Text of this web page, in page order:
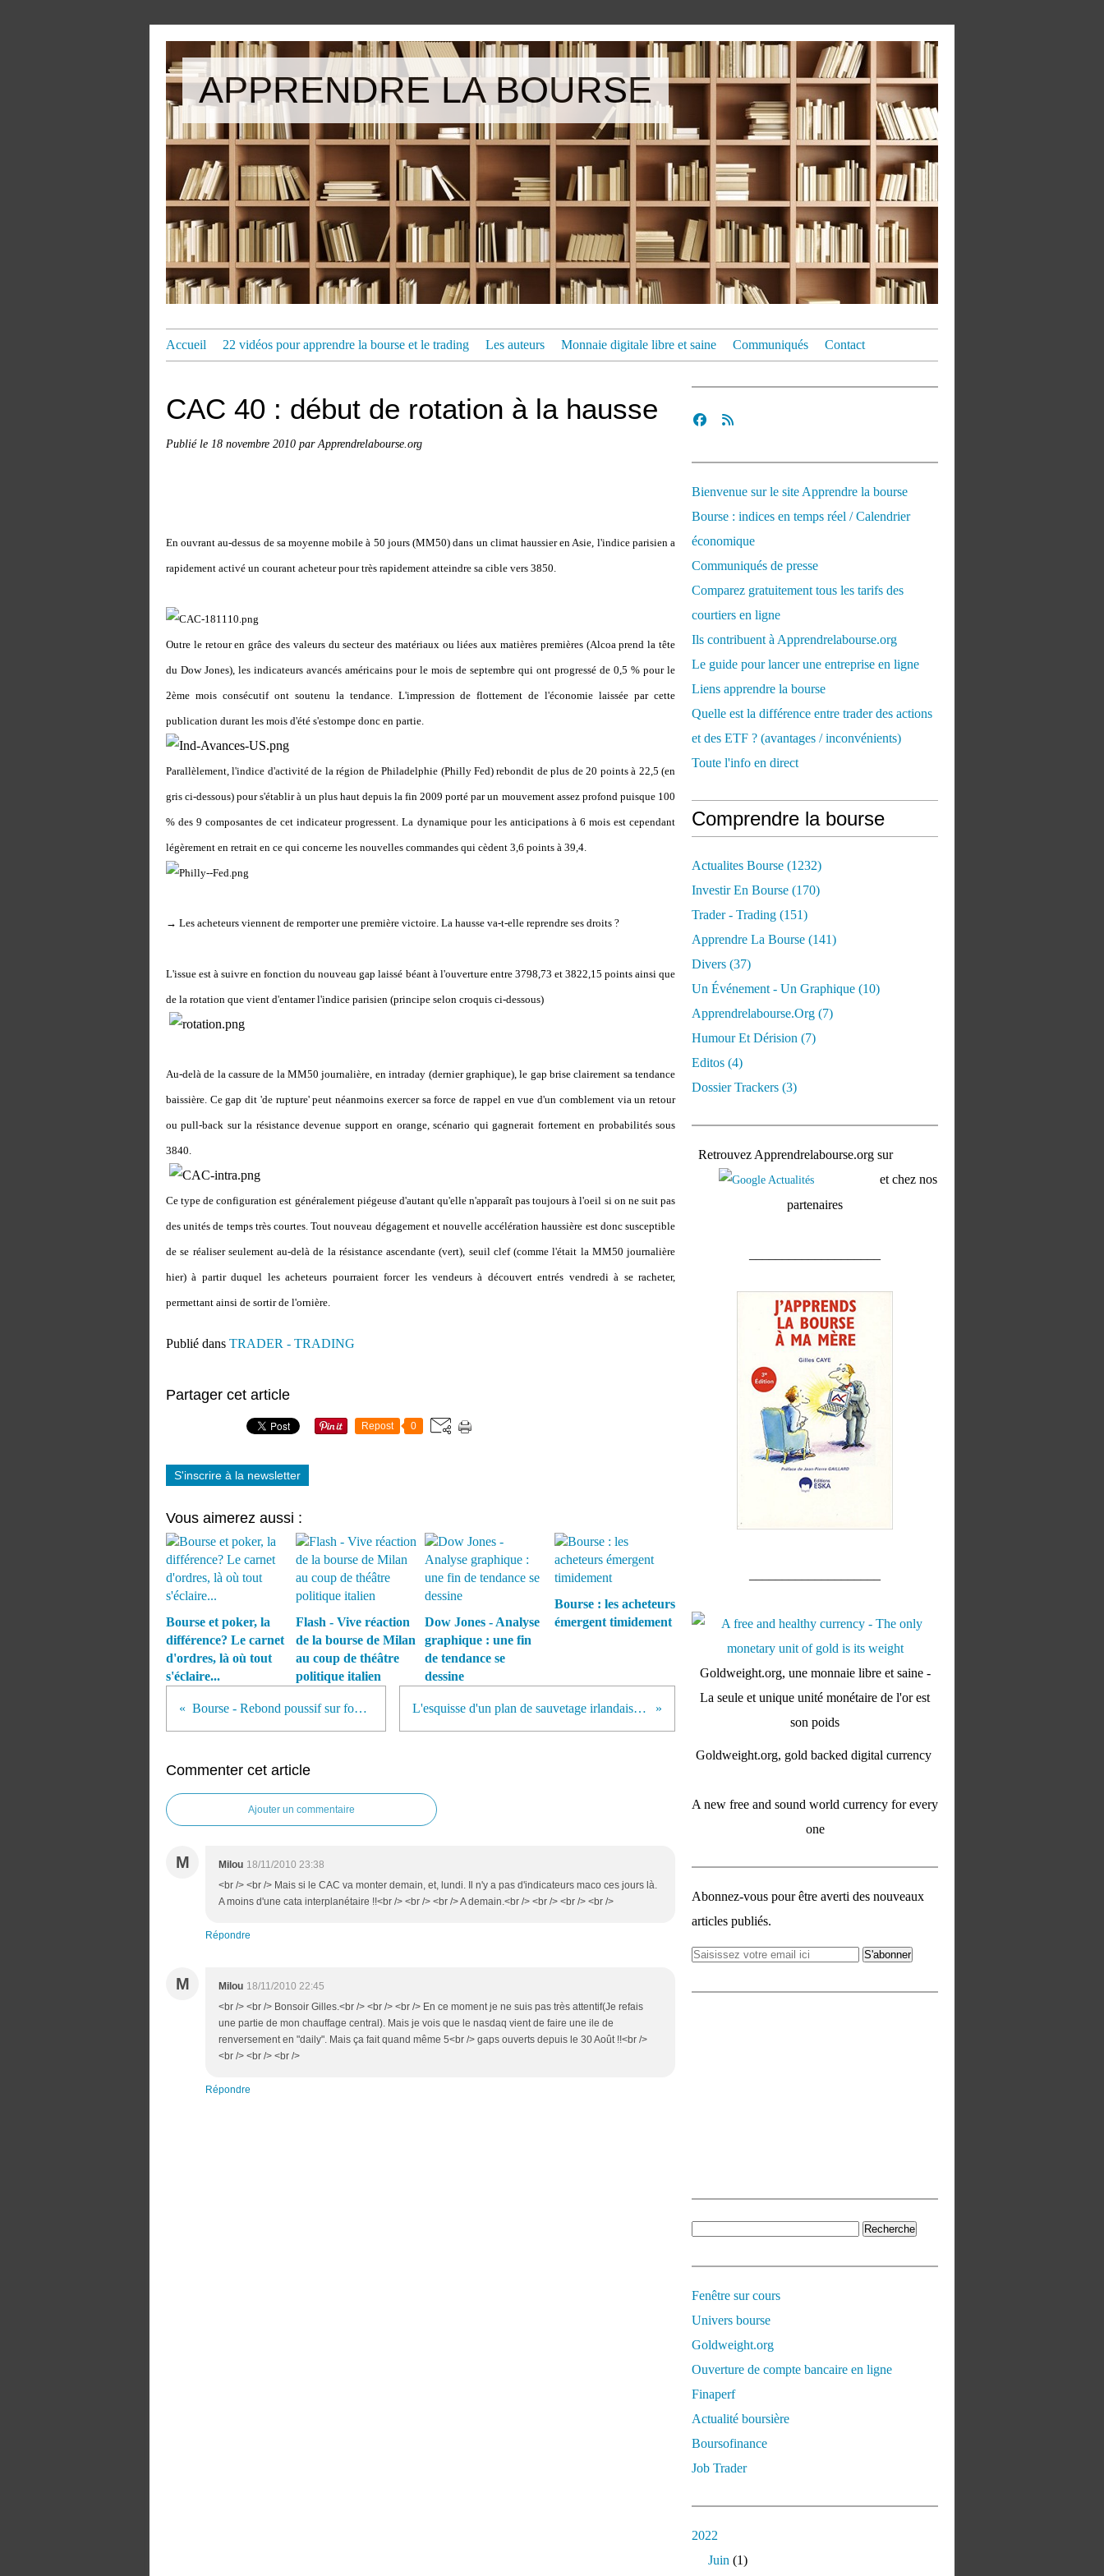
APPRENDRE LA BOURSE
Accueil 22 vidéos pour apprendre la bourse et le trading Les auteurs Monnaie digitale libre et saine Communiqués Contact
CAC 40 : début de rotation à la hausse
Publié le 18 novembre 2010 par Apprendrelabourse.org
En ouvrant au-dessus de sa moyenne mobile à 50 jours (MM50) dans un climat haussier en Asie, l'indice parisien a
rapidement activé un courant acheteur pour très rapidement atteindre sa cible vers 3850.
Outre le retour en grâce des valeurs du secteur des matériaux ou liées aux matières premières (Alcoa prend la tête
du Dow Jones), les indicateurs avancés américains pour le mois de septembre qui ont progressé de 0,5 % pour le
2ème mois consécutif ont soutenu la tendance. L'impression de flottement de l'économie laissée par cette
publication durant les mois d'été s'estompe donc en partie.
Parallèlement, l'indice d'activité de la région de Philadelphie (Philly Fed) rebondit de plus de 20 points à 22,5 (en
gris ci-dessous) pour s'établir à un plus haut depuis la fin 2009 porté par un mouvement assez profond puisque 100
% des 9 composantes de cet indicateur progressent. La dynamique pour les anticipations à 6 mois est cependant
légèrement en retrait en ce qui concerne les nouvelles commandes qui cèdent 3,6 points à 39,4.
→ Les acheteurs viennent de remporter une première victoire. La hausse va-t-elle reprendre ses droits ?
L'issue est à suivre en fonction du nouveau gap laissé béant à l'ouverture entre 3798,73 et 3822,15 points ainsi que
de la rotation que vient d'entamer l'indice parisien (principe selon croquis ci-dessous)
Au-delà de la cassure de la MM50 journalière, en intraday (dernier graphique), le gap brise clairement sa tendance
baissière. Cegap dit 'de rupture' peut néanmoins exercer sa force de rappel en vue d'un comblement via un retour
ou pull-back sur la résistance devenue support en orange, scénario qui gagnerait fortement en probabilités sous
3840.
Ce type de configuration est généralement piégeuse d'autant qu'elle n'apparaît pas toujours à l'oeil si on ne suit pas
des unités de temps très courtes. Tout nouveau dégagement et nouvelle accélération haussière est donc susceptible
de se réaliser seulement au-delà de la résistance ascendante (vert), seuil clef (comme l'était la MM50 journalière
hier) à partir duquel les acheteurs pourraient forcer les vendeurs à découvert entrés vendredi à se racheter,
permettant ainsi de sortir de l'ornière.
Publié dans TRADER - TRADING
Partager cet article
Repost 0
S'inscrire à la newsletter
Vous aimerez aussi :
Bourse et poker, la
différence? Le carnet
d'ordres, là où tout
s'éclaire...
Flash - Vive réaction
de la bourse de Milan
au coup de théâtre
politique italien
Dow Jones - Analyse
graphique : une fin
de tendance se
dessine
Bourse : les acheteurs
émergent timidement
Bourse - Rebond poussif sur fond de désinflation rampante L'esquisse d'un plan de sauvetage irlandais sans effet positif sur les bancaires
Commenter cet article
Ajouter un commentaire
M Milou 18/11/2010 23:38
<br /> <br /> Mais si le CAC va monter demain, et, lundi. Il n'y a pas d'indicateurs maco ces jours là.
A moins d'une cata interplanétaire !!<br /> <br /> <br /> A demain.<br /> <br /> <br /> <br />
Répondre
M Milou 18/11/2010 22:45
<br /> <br /> Bonsoir Gilles.<br /> <br /> <br /> En ce moment je ne suis pas très attentif(Je refais
une partie de mon chauffage central). Mais je vois que le nasdaq vient de faire une ile de
renversement en "daily". Mais ça fait quand même 5<br /> gaps ouverts depuis le 30 Août !!<br />
<br /> <br /> <br />
Répondre
Bienvenue sur le site Apprendre la bourse
Bourse : indices en temps réel / Calendrier
économique
Communiqués de presse
Comparez gratuitement tous les tarifs des
courtiers en ligne
Ils contribuent à Apprendrelabourse.org
Le guide pour lancer une entreprise en ligne
Liens apprendre la bourse
Quelle est la différence entre trader des actions
et des ETF ? (avantages / inconvénients)
Toute l'info en direct
Comprendre la bourse
Actualites Bourse (1232)
Investir En Bourse (170)
Trader - Trading (151)
Apprendre La Bourse (141)
Divers (37)
Un Événement - Un Graphique (10)
Apprendrelabourse.org (7)
Humour Et Dérision (7)
Editos (4)
Dossier Trackers (3)
Retrouvez Apprendrelabourse.org sur
et chez nos
partenaires
Goldweight.org, une monnaie libre et saine -
La seule et unique unité monétaire de l'or est
son poids
Goldweight.org, gold backed digital currency
A new free and sound world currency for every
one
Abonnez-vous pour être averti des nouveaux
articles publiés.
Fenêtre sur cours
Univers bourse
Goldweight.org
Ouverture de compte bancaire en ligne
Finaperf
Actualité boursière
Boursofinance
Job Trader
2022
Juin (1)